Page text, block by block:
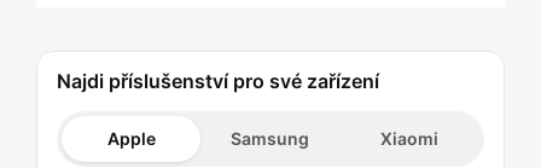
Najdi příslušenství pro své zařízení
Apple Samsung Xiaomi